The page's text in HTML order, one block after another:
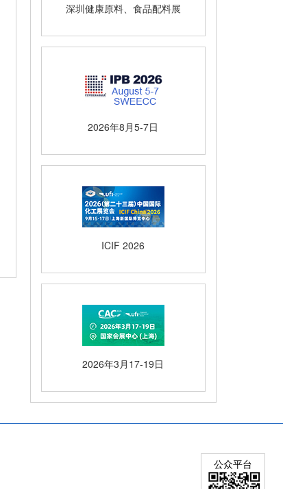
深圳健康原料、食品配料展
2026年8月5-7日
ICIF 2026
2026年3月17-19日
公众平台